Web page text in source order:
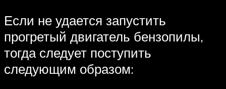
Если не удается запустить
прогретый двигатель бензопилы,
тогда следует поступить
следующим образом: